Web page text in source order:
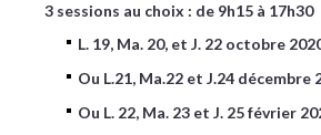
3 sessions au choix : de 9h15 à 17h30
L. 19, Ma. 20, et J. 22 octobre
Ou L.21, Ma.22 et J.24 décembre
Ou L. 22, Ma. 23 et J. 25 février